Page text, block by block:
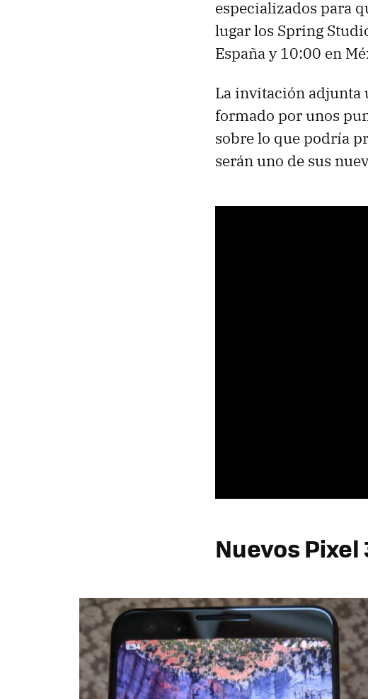
especializados para
lugar los Spring
España y 10:00 en
La invitación adjunta
formado por unos
sobre lo que podría
serán uno de sus
Nuevos Pixel